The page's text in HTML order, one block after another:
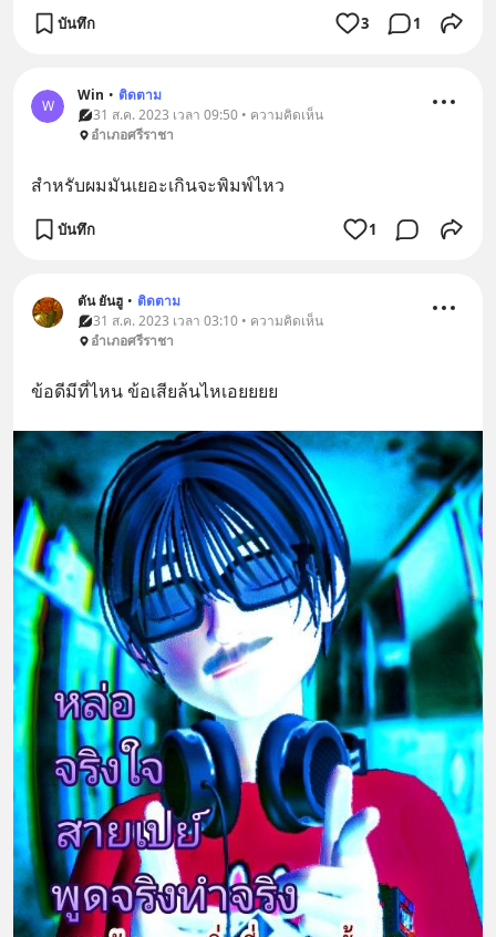
บันทึก 3 1
W
Win • ติดตาม
31 ส.ค. 2023 เวลา 09:50 • ความคิดเห็น
อำเภอศรีราชา
สำหรับผมมันเยอะเกินจะพิมพ์ไหว
บันทึก 1
ตัน ยันฮู • ติดตาม
31 ส.ค. 2023 เวลา 03:10 • ความคิดเห็น
อำเภอศรีราชา
ข้อดีมีที่ไหน ข้อเสียล้นไหเอยยยย